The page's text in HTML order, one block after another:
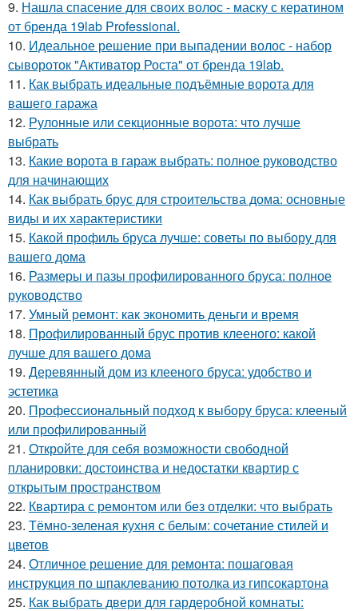
9. Нашла спасение для своих волос - маску с кератином
от бренда 19lab Professional.
10. Идеальное решение при выпадении волос - набор
сывороток "Активатор Роста" от бренда 19lab.
11. Как выбрать идеальные подъёмные ворота для
вашего гаража
12. Рулонные или секционные ворота: что лучше
выбрать
13. Какие ворота в гараж выбрать: полное руководство
для начинающих
14. Как выбрать брус для строительства дома: основные
виды и их характеристики
15. Какой профиль бруса лучше: советы по выбору для
вашего дома
16. Размеры и пазы профилированного бруса: полное
руководство
17. Умный ремонт: как экономить деньги и время
18. Профилированный брус против клееного: какой
лучше для вашего дома
19. Деревянный дом из клееного бруса: удобство и
эстетика
20. Профессиональный подход к выбору бруса: клееный
или профилированный
21. Откройте для себя возможности свободной
планировки: достоинства и недостатки квартир с
открытым пространством
22. Квартира с ремонтом или без отделки: что выбрать
23. Тёмно-зеленая кухня с белым: сочетание стилей и
цветов
24. Отличное решение для ремонта: пошаговая
инструкция по шпаклеванию потолка из гипсокартона
25. Как выбрать двери для гардеробной комнаты: